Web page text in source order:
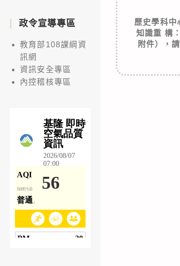
歷史學科中
知識重 構
附件），
政令宣導專區
教育部108課綱資
訊網
資訊安全專區
內控稽核專區